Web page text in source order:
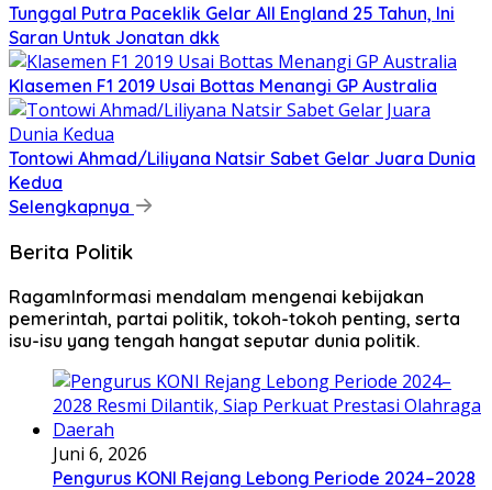
Tunggal Putra Paceklik Gelar All England 25 Tahun, Ini
Saran Untuk Jonatan dkk
Klasemen F1 2019 Usai Bottas Menangi GP Australia
Tontowi Ahmad/Liliyana Natsir Sabet Gelar Juara Dunia
Kedua
Selengkapnya
Berita Politik
RagamInformasi mendalam mengenai kebijakan
pemerintah, partai politik, tokoh-tokoh penting, serta
isu-isu yang tengah hangat seputar dunia politik.
Juni 6, 2026
Pengurus KONI Rejang Lebong Periode 2024–2028